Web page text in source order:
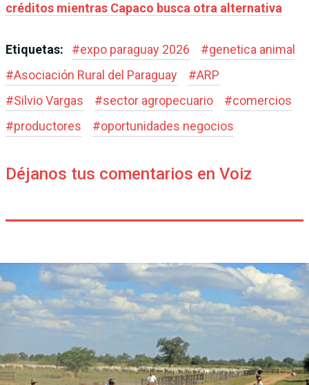
créditos mientras Capaco busca otra alternativa
Etiquetas: #expo paraguay 2026 #genetica animal
#Asociación Rural del Paraguay #ARP
#Silvio Vargas #sector agropecuario #comercios
#productores #oportunidades negocios
Déjanos tus comentarios en Voiz